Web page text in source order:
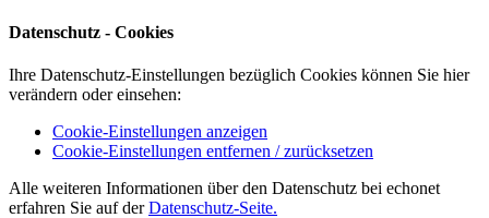
Datenschutz - Cookies
Ihre Datenschutz-Einstellungen bezüglich Cookies können Sie hier
verändern oder einsehen:
Cookie-Einstellungen anzeigen
Cookie-Einstellungen entfernen / zurücksetzen
Alle weiteren Informationen über den Datenschutz bei echonet
erfahren Sie auf derDatenschutz-Seite.